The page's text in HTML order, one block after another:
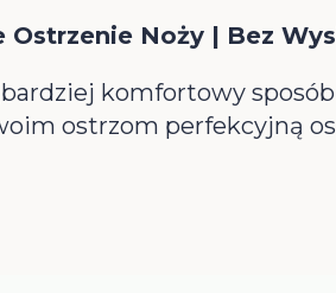
Noży | Bez
komfortowy
ostrzom perfekcyjną